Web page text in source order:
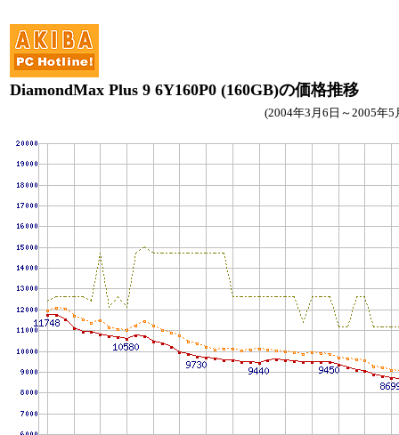
DiamondMax Plus 9 6Y160P0 (160GB)の価格推移
(2004年3月6日～2005年5